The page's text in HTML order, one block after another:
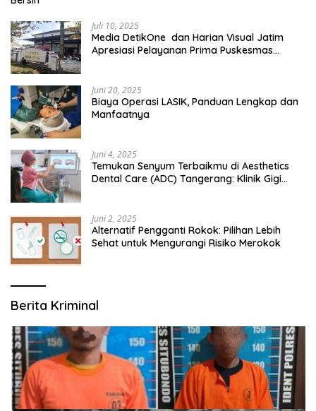
Juli 10, 2025
Media DetikOne dan Harian Visual Jatim
Apresiasi Pelayanan Prima Puskesmas
Juni 20, 2025
Biaya Operasi LASIK, Panduan Lengkap dan
Manfaatnya
Juni 4, 2025
Temukan Senyum Terbaikmu di Aesthetics
Dental Care (ADC) Tangerang: Klinik Gigi
Juni 2, 2025
Alternatif Pengganti Rokok: Pilihan Lebih
Sehat untuk Mengurangi Risiko Merokok
Berita Kriminal